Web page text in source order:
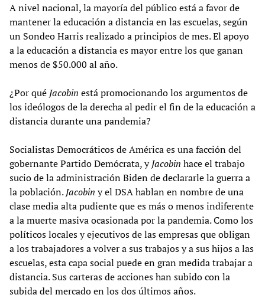
A nivel nacional, la mayoría del público está a favor de
mantener la educación a distancia en las escuelas, según
un Sondeo Harris realizado a principios de mes. El apoyo
a la educación a distancia es mayor entre los que ganan
menos de $50.000 al año.
¿Por qué Jacobin está promocionando los argumentos de
los ideólogos de la derecha al pedir el fin de la educación a
distancia durante una pandemia?
Socialistas Democráticos de América es una facción del
gobernante Partido Demócrata, yJacobin hace el trabajo
sucio de la administración Biden de declararle la guerra a
la población.Jacobin y el DSA hablan en nombre de una
clase media alta pudiente que es más o menos indiferente
a la muerte masiva ocasionada por la pandemia. Como los
políticos locales y ejecutivos de las empresas que obligan
a los trabajadores a volver a sus trabajos y a sus hijos a las
escuelas, esta capa social puede en gran medida trabajar a
distancia. Sus carteras de acciones han subido con la
subida del mercado en los dos últimos años.